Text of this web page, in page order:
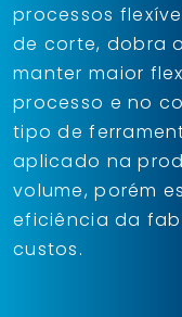
processos
de corte, dobra
manter maior
processo e no
tipo de
aplicado na
volume, porém
eficiência da
custos.